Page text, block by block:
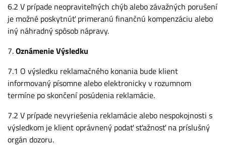
6.2 V prípade neopraviteľných chýb alebo závažných porušení
je možné poskytnúť primeranú finančnú kompenzáciu alebo
iný náhradný spôsob nápravy.
7.Oznámenie Výsledku
7.1 O výsledku reklamačného konania bude klient
informovaný písomne alebo elektronicky v rozumnom
termíne po skončení posúdenia reklamácie.
7.2 V prípade nevyriešenia reklamácie alebo nespokojnosti s
výsledkom je klient oprávnený podať sťažnosť na príslušný
orgán dozoru.